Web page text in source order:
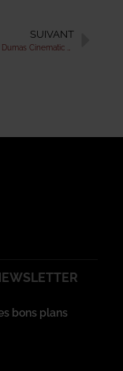
SUIVANT
Où en est le Dumas Cinematic Universe, le Marvel à la sauce française ?
bons plans